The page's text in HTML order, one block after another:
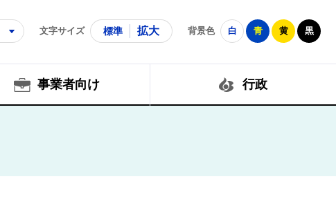
文字サイズ 標準 拡大 背景色 白 青 黄 黒
事業者向け 行政